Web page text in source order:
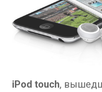
iPod touch,